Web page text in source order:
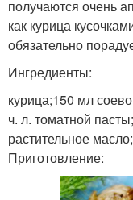
получаются очень
как курица
обязательно
Ингредиенты:
курица;150 мл
ч. л. томатной
растительное
Приготовление: